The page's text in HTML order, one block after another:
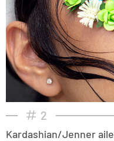
2
Kardashian/Jenner